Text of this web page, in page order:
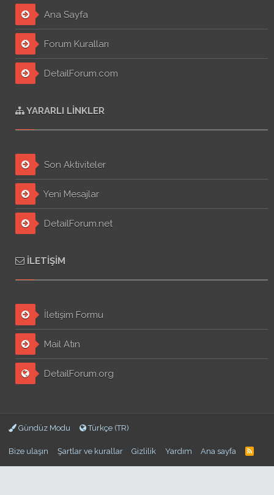
Ana Sayfa
Forum Kuralları
DetailForum.com
YARARLI LINKLER
Son Aktiviteler
Yeni Mesajlar
DetailForum.net
İLETIŞIM
İletişim Formu
Mail Atın
DetailForum.org
Gündüz Modu Türkçe (TR)
Bize ulaşın Şartlar ve kurallar Gizlilik Yardım Ana sayfa